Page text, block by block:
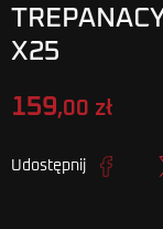
X25
159,00 zł
Udostępnij